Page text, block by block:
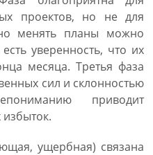
проектов, но не для
менять планы можно
уверенность, что их
месяца. Третья фаза
сил и склонностью
приводит
ущербная) связана